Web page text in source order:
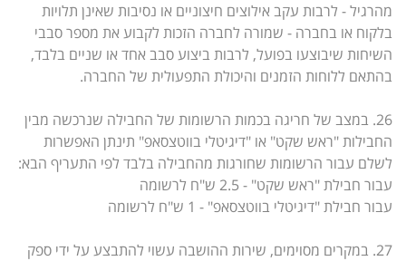
מהרגיל - לרבות עקב אילוצים חיצוניים או נסיבות שאינן תלויות
בלקוח או בחברה - שמורה לחברה הזכות לקבוע את מספר סבבי
השיחות שיבוצעו בפועל, לרבות ביצוע סבב אחד או שניים בלבד,
בהתאם ללוחות הזמנים והיכולת התפעולית של החברה.
26. במצב של חריגה בכמות הרשומות של החבילה שנרכשה מבין
החבילות "ראש שקט" או "דיגיטלי בווטצסאפ" תינתן האפשרות
לשלם עבור הרשומות שחורגות מהחבילה בלבד לפי התעריף הבא:
עבור חבילת "ראש שקט" - 2.5 ש"ח לרשומה
עבור חבילת "דיגיטלי בווטצסאפ" - 1 ש"ח לרשומה
27. במקרים מסוימים, שירות ההושבה עשוי להתבצע על ידי ספק